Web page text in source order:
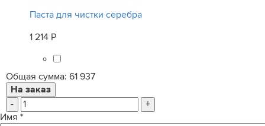
Паста для чистки серебра
1 214 Р
Общая сумма: 61 937
-
+
Имя *